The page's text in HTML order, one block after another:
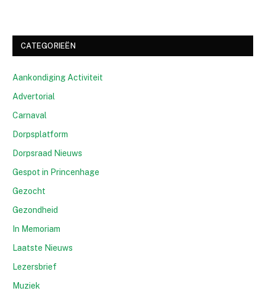
CATEGORIEËN
Aankondiging Activiteit
Advertorial
Carnaval
Dorpsplatform
Dorpsraad Nieuws
Gespot in Princenhage
Gezocht
Gezondheid
In Memoriam
Laatste Nieuws
Lezersbrief
Muziek